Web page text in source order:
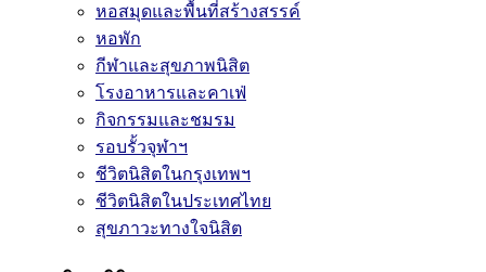
หอสมุดและพื้นที่สร้างสรรค์
หอพัก
กีฬาและสุขภาพนิสิต
โรงอาหารและคาเฟ่
กิจกรรมและชมรม
รอบรั้วจุฬาฯ
ชีวิตนิสิตในกรุงเทพฯ
ชีวิตนิสิตในประเทศไทย
สุขภาวะทางใจนิสิต